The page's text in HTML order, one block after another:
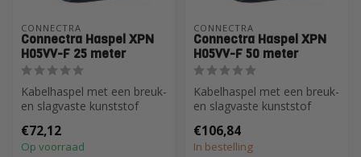
CONNECTRA
Connectra Haspel XPN
H05VV-F 25 meter
Kabelhaspel met een breuk-
en slagvaste kunststof
draaikno...
€72,12
Op voorraad
CONNECTRA
Connectra Haspel XPN
H05VV-F 50 meter
Kabelhaspel met een breuk-
en slagvaste kunststof
draaikno...
€106,84
In bestelling